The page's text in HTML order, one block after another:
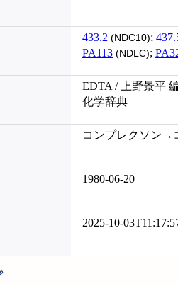
433.2 (NDC10);
PA113 (NDLC);
EDTA / 上野景平
化学辞典
コンプレクソン→
1980-06-20
2025-10-